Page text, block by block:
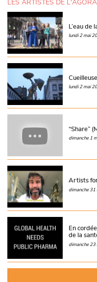
LES ARTISTES DE L'AGORA
L’eau de
lundi 2 mai
lundi 2 mai
“Share”
dimanche 1
Artists
dimanche
En
de la
dimanche 23